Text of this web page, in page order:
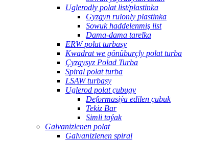
Uglerodly polat list/plastinka
Gyzgyn rulonly plastinka
Sowuk haddelenmiş list
Dama-dama tarelka
ERW polat turbasy
Kwadrat we gönüburçly polat turba
Çyzgysyz Polad Turba
Spiral polat turba
LSAW turbasy
Uglerod polat çubugy
Deformasiýa edilen çubuk
Tekiz Bar
Simli taýak
Galvanizlenen polat
Galvanizlenen spiral